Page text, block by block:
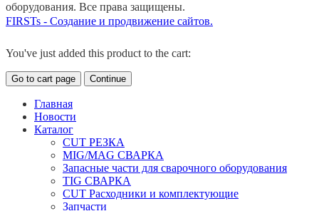
оборудования. Все права защищены.
FIRSTs - Создание и продвижение сайтов.
You've just added this product to the cart:
Go to cart page Continue
Главная
Новости
Каталог
CUT РЕЗКА
MIG/MAG СВАРКА
Запасные части для сварочного оборудования
TIG СВАРКА
CUT Расходники и комплектующие
Запчасти